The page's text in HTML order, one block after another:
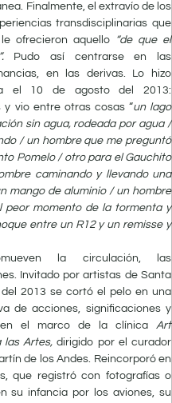
Finalmente, el extravío de los
transdisciplinarias que
ofrecieron aquello
“de que el
Pudo así centrarse en las
en las derivas. Lo hizo
el 10 de agosto del 2013:
y vio entre otras cosas “un lago
sin agua, rodeada por agua /
/ un hombre que me preguntó
Pomelo / otro para el Gauchito
caminando y llevando una
mango de aluminio / un hombre
peor momento de la tormenta y
entre un R12 y un remisse y
la circulación, las
Invitado por artistas de Santa
del 2013 se cortó el pelo en una
de acciones, significaciones y
en el marco de la clínica Art
las Artes,dirigido por el curador
de los Andes. Reincorporó en
que registró con fotografías o
su infancia por los aviones, su